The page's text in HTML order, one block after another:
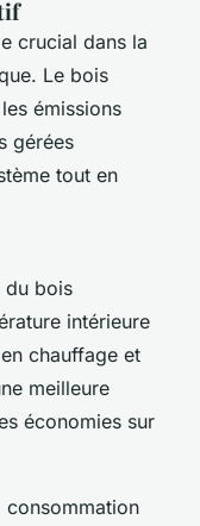
crucial dans la
Le bois
émissions
gérées
tout en
du bois
intérieure
chauffage et
meilleure
économies sur
consommation